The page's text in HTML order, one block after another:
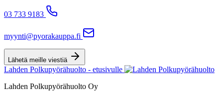
03 733 9183
myynti@pyorakauppa.fi
Lähetä meille viestiä
Lahden Polkupyörähuolto - etusivulle
Lahden Polkupyörähuolto Oy